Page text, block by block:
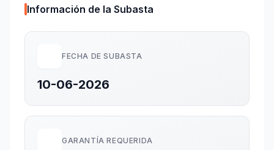
Información de la Subasta
FECHA DE SUBASTA
10-06-2026
GARANTÍA REQUERIDA